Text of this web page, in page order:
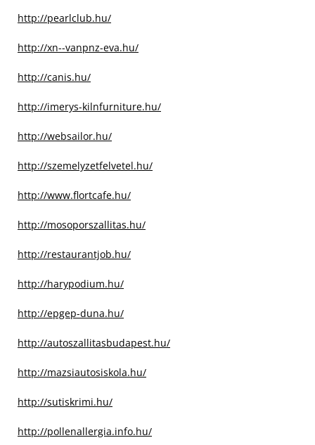
http://pearlclub.hu/
http://xn--vanpnz-eva.hu/
http://canis.hu/
http://imerys-kilnfurniture.hu/
http://websailor.hu/
http://szemelyzetfelvetel.hu/
http://www.flortcafe.hu/
http://mosoporszallitas.hu/
http://restaurantjob.hu/
http://harypodium.hu/
http://epgep-duna.hu/
http://autoszallitasbudapest.hu/
http://mazsiautosiskola.hu/
http://sutiskrimi.hu/
http://pollenallergia.info.hu/